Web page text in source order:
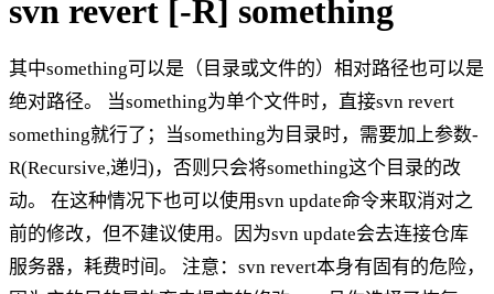
svn revert [-R] something
其中something可以是（目录或文件的）相对路径也可以是
绝对路径。 当something为单个文件时，直接svn revert
something就行了；当something为目录时，需要加上参数-
R(Recursive,递归)，否则只会将something这个目录的改
动。 在这种情况下也可以使用svn update命令来取消对之
前的修改，但不建议使用。因为svn update会去连接仓库
服务器，耗费时间。 注意：svn revert本身有固有的危险，